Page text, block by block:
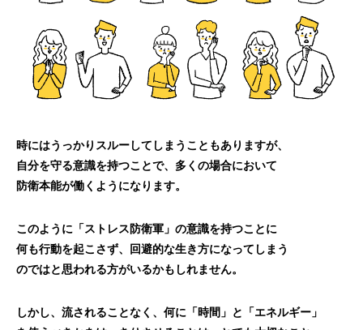
時にはうっかりスルーしてしまうこともありますが、
自分を守る意識を持つことで、多くの場合において
防衛本能が働くようになります。
このように「ストレス防衛軍」の意識を持つことに
何も行動を起こさず、回避的な生き方になってしまう
のではと思われる方がいるかもしれません。
しかし、流されることなく、何に「時間」と「エネルギー」